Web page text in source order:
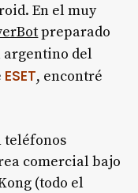
En el muy
preparado
argentino del
ESET, encontré
teléfonos
comercial bajo
(todo el